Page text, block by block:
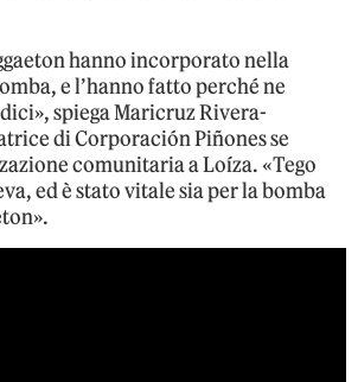
hanno incorporato nella
e l’hanno fatto perché ne
spiega Maricruz Rivera-
di Corporación Piñones se
comunitaria a Loíza. «Tego
ed è stato vitale sia per la bomba